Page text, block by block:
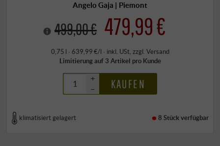
Angelo Gaja | Piemont
499,00 € 479,99 €
0,75 l · 639,99 €/l · inkl. USt, zzgl. Versand
Limitierung auf 3 Artikel pro Kunde
+
–
KAUFEN
klimatisiert gelagert 8 Stückverfügbar